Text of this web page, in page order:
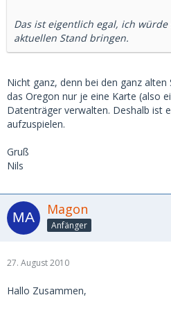
Das ist eigentlich egal, ich
aktuellen Stand bringen.
Nicht ganz, denn bei den ganz
das Oregon nur je eine Karte (also
Datenträger verwalten. Deshalb ist
aufzuspielen.
Gruß
Nils
Magon
Anfänger
27. August 2010
Hallo Zusammen,